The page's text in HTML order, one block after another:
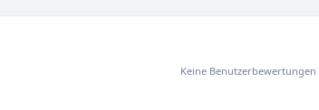
Keine Benutzerbewertungen